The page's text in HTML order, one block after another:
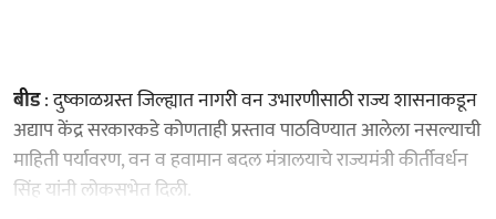
बीड: दुष्काळग्रस्त जिल्ह्यात नागरी वन उभारणीसाठी राज्य शासनाकडून
अद्याप केंद्र सरकारकडे कोणताही प्रस्ताव पाठविण्यात आलेला नसल्याची
माहिती पर्यावरण, वन व हवामान बदल मंत्रालयाचे राज्यमंत्री कीर्तीवर्धन
सिंह यांनी लोकसभेत दिली.